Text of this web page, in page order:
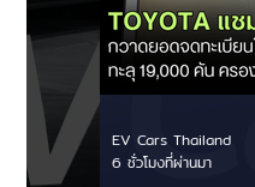
EV Cars Thailand
6 ชั่วโมงที่ผ่านมา